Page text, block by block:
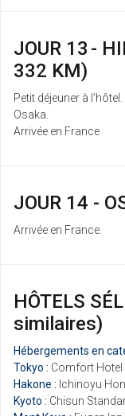
JOUR 13 -
332 KM)
Petit déjeuner à
Osaka.
Arrivée en France
JOUR 14 -
Arrivée en France.
HÔTELS
similaires)
Hébergements en
Tokyo : Comfort
Hakone : Ichinoyu
Kyoto : Chisun